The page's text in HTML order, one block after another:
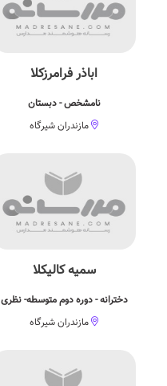
اباذر فرامرزکلا
نامشخص - دبستان
مازندران شیرگاه
سمیه کالیکلا
دخترانه - دوره دوم متوسطه- نظری
مازندران شیرگاه